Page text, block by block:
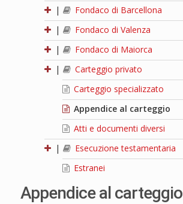
|
Fondaco di Barcellona
|
Fondaco di Valenza
|
Fondaco di Maiorca
|
Carteggio privato
Carteggio specializzato
Appendice al carteggio
Atti e documenti diversi
|
Esecuzione testamentaria
Estranei
Appendice al carteggio